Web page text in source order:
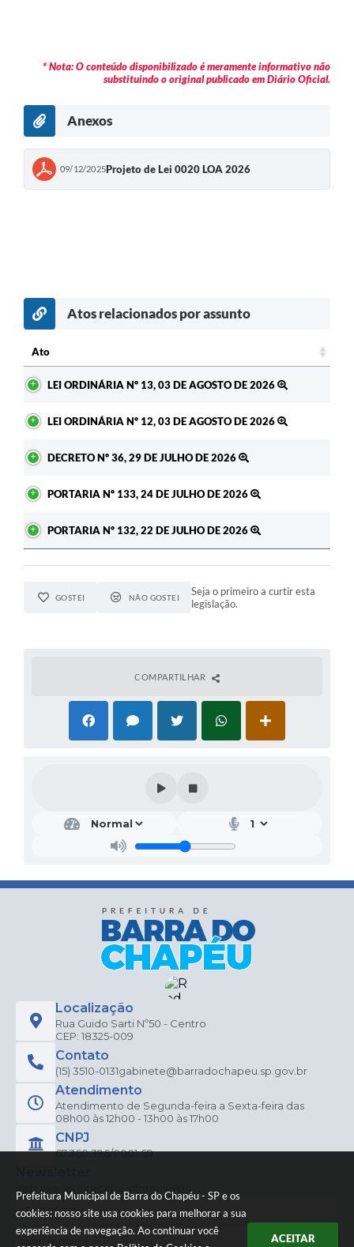
Prefeitura Municipal de Barra do Chapéu - SP e os
cookies: nosso site usa cookies para melhorar a sua
experiência de navegação. Ao continuar você
ACEITAR
* Nota: O conteúdo disponibilizado é meramente informativo não
substituindo o original publicado em Diário Oficial.
Anexos
09/12/2025Projeto de Lei 0020 LOA 2026
Atos relacionados por assunto
Ato
LEI ORDINÁRIA Nº 13, 03 DE AGOSTO DE 2026
LEI ORDINÁRIA Nº 12, 03 DE AGOSTO DE 2026
DECRETO Nº 36, 29 DE JULHO DE 2026
PORTARIA Nº 133, 24 DE JULHO DE 2026
PORTARIA Nº 132, 22 DE JULHO DE 2026
GOSTEI NÃO GOSTEI
Seja o primeiro a curtir esta
legislação.
COMPARTILHAR
Localização
Rua Guido Sarti Nº50 - Centro
CEP: 18325-009
Contato
(15) 3510-0131gabinete@barradochapeu.sp.gov.br
Atendimento
Atendimento de Segunda-feira a Sexta-feira das
08h00 às 12h00 - 13h00 às 17h00
CNPJ
67.360.396/0001-59